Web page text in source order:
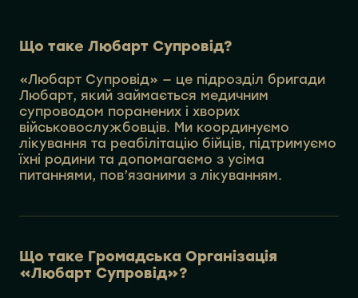
Що таке Любарт Супровід?
«Любарт Супровід» — це підрозділ бригади
Любарт, який займається медичним
супроводом поранених і хворих
військовослужбовців. Ми координуємо
лікування та реабілітацію бійців, підтримуємо
їхні родини та допомагаємо з усіма
питаннями, пов’язаними з лікуванням.
Що таке Громадська Організація
«Любарт Супровід»?